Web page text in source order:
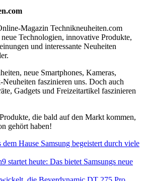
Magazin Technikneuheiten.com
Technologien, innovative Produkte,
und interessante Neuheiten
neue Smartphones, Kameras,
faszinieren uns. Doch auch
Gadgets und Freizeitartikel faszinieren
die bald auf den Markt kommen,
gehört haben!
startet heute: Das bietet Samsungs neue